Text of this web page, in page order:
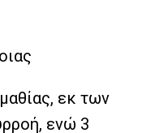
εκ των
ενώ 3